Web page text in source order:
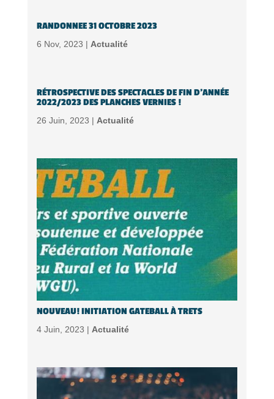
RANDONNEE 31 OCTOBRE 2023
6 Nov, 2023 | Actualité
RÉTROSPECTIVE DES SPECTACLES DE FIN D’ANNÉE
2022/2023 DES PLANCHES VERNIES !
26 Juin, 2023 | Actualité
NOUVEAU! INITIATION GATEBALL À TRETS
4 Juin, 2023 | Actualité